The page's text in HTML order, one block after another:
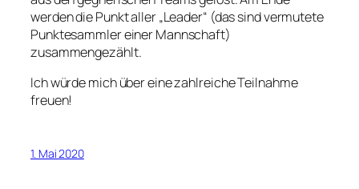
werden die Punkt aller „Leader“ (das sind vermutete
Punktesammler einer Mannschaft)
zusammengezählt.
Ich würde mich über eine zahlreiche Teilnahme
freuen!
1. Mai 2020